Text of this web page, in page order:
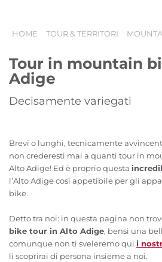
HOME TOUR & TERRITORI
Tour in mountain
Adige
Decisamente variegati
Brevi o lunghi, tecnicamente
non crederesti mai a quanti tour in
Alto Adige! Ed è proprio questa
l’Alto Adige così appetibile per gli
bike.
Detto tra noi: in questa pagina non
bike tour in Alto Adige, bensì una
comunque non ti sveleremo qui i
li scoprirai di persona insieme a noi.